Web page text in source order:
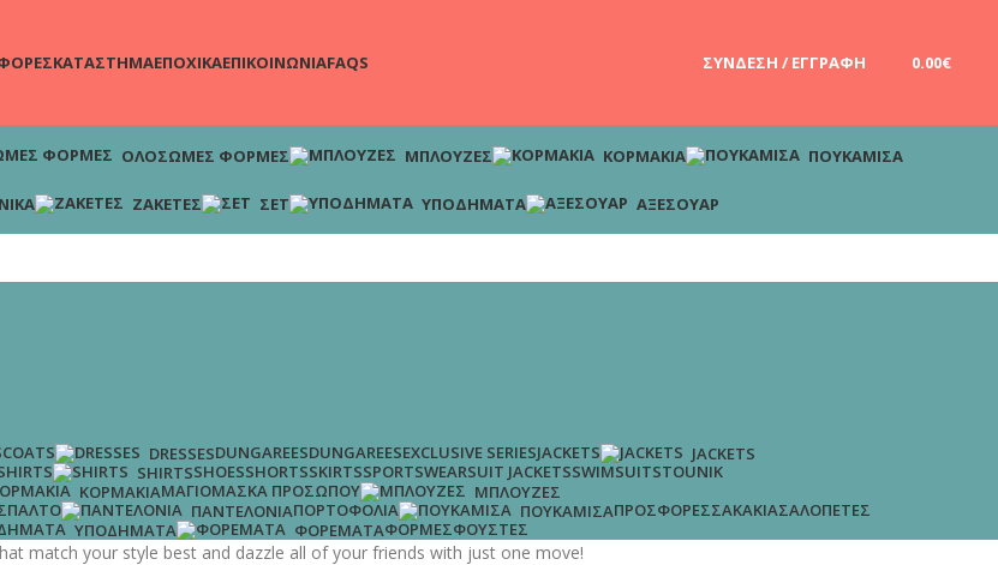
ΚΑΤΑΣΤΗΜΑΕΠΟΧΙΚΑΕΠΙΚΟΙΝΩΝΙΑFAQS ΣΎΝΔΕΣΗ / ΕΓΓΡΑΦΉ 0.00€
ΟΛΌΣΩΜΕΣ ΦΌΡΜΕΣ ΜΠΛΟΎΖΕΣ ΚΟΡΜΆΚΙΑ ΠΟΥΚΆΜΙΣΑ
ΖΑΚΈΤΕΣ ΣΕΤ ΥΠΟΔΉΜΑΤΑ ΑΞΕΣΟΥΆΡ
COATS DRESSESDUNGAREESDUNGAREESEXCLUSIVE SERIESJACKETS
JACKETS
SHIRTSSHOESSHORTSSKIRTSSPORTSWEARSUIT JACKETSSWIMSUITSTOUNIK
ΚΟΡΜΆΚΙΑΜΑΓΙΌΜΆΣΚΑ ΠΡΟΣΏΠΟΥ
ΜΠΛΟΎΖΕΣ
ΠΑΛΤΌ ΠΑΝΤΕΛΌΝΙΑΠΟΡΤΟΦΌΛΙΑ ΠΟΥΚΆΜΙΣΑΠΡΟΣΦΟΡΈΣΣΑΚΆΚΙΑΣΑΛΟΠΈΤΕΣ
ΥΠΟΔΉΜΑΤΑ ΦΟΡΈΜΑΤΑΦΌΡΜΕΣΦΟΎΣΤΕΣ
match your style best and dazzle all of your friends with just one move!